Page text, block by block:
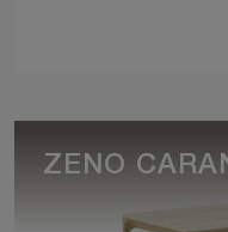
ZENO